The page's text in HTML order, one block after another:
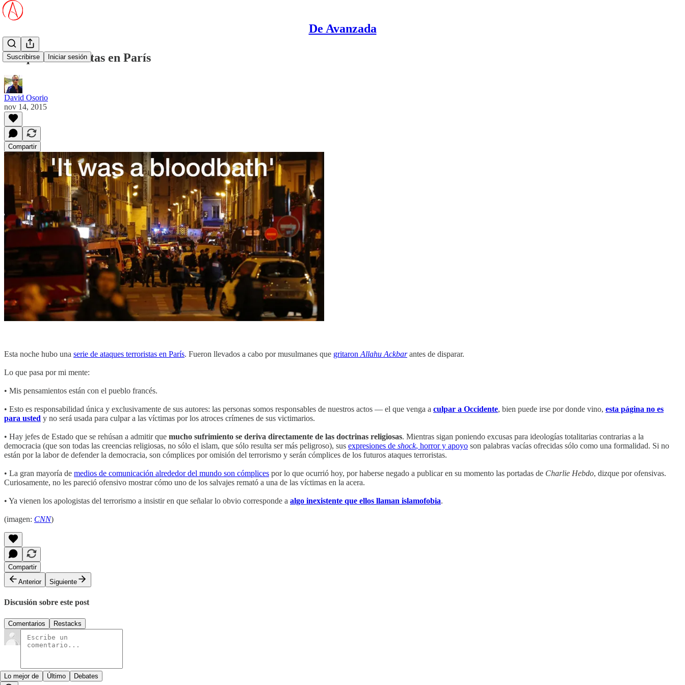
De Avanzada
Suscribirse Iniciar sesión
Ataques terroristas en París
David Osorio
nov 14, 2015
Compartir
Esta noche hubo una serie de ataques terroristas en París. Fueron llevados a cabo por musulmanes que gritaron Allahu Ackbarantes de disparar.
Lo que pasa por mi mente:
• Mis pensamientos están con el pueblo francés.
• Esto es responsabilidad única y exclusivamente de sus autores: las personas somos responsables de nuestros actos — el que venga a culpar a Occidente, bien puede irse por donde vino, esta página no es
para usted y no será usada para culpar a las víctimas por los atroces crímenes de sus victimarios.
• Hay jefes de Estado que se rehúsan a admitir que mucho sufrimiento se deriva directamente de las doctrinas religiosas. Mientras sigan poniendo excusas para ideologías totalitarias contrarias a la
democracia (que son todas las creencias religiosas, no sólo el islam, que sólo resulta ser más peligroso), sus expresiones de shock, horror y apoyo son palabras vacías ofrecidas sólo como una formalidad. Si no
están por la labor de defender la democracia, son cómplices por omisión del terrorismo y serán cómplices de los futuros ataques terroristas.
• La gran mayoría de medios de comunicación alrededor del mundo son cómplices por lo que ocurrió hoy, por haberse negado a publicar en su momento las portadas de Charlie Hebdo, dizque por ofensivas.
Curiosamente, no les pareció ofensivo mostrar cómo uno de los salvajes remató a una de las víctimas en la acera.
• Ya vienen los apologistas del terrorismo a insistir en que señalar lo obvio corresponde a algo inexistente que ellos llaman islamofobia.
(imagen: CNN)
Compartir
Anterior
Siguiente
Discusión sobre este post
Comentarios Restacks
Lo mejor de Último Debates